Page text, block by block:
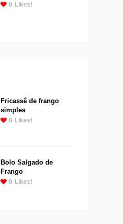
0 Likes!
Fricassê de frango
simples
0 Likes!
Bolo Salgado de
Frango
0 Likes!